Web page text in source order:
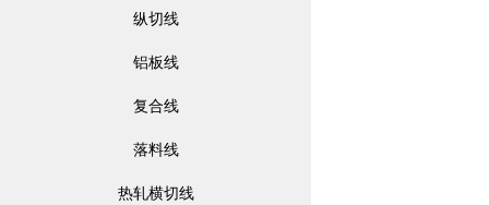
纵切线
铝板线
复合线
落料线
热轧横切线